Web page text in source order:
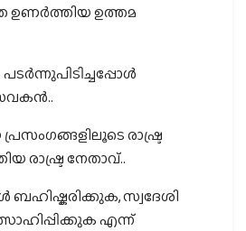
ഉണർത്തിയ ഉത്തമ
രാഷ്ട്ര
രാഷ്ട്ര നേതാവ്..
ബഹിഷ്കരിക്കുക, സ്വദേശി
എന്ന്